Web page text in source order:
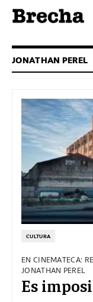
JONATHAN PEREL
CULTURA
EN CINEMATECA:
JONATHAN PEREL
Es